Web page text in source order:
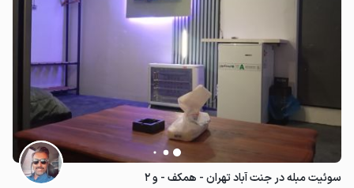
سوئیت مبله در جنت آباد تهران - همکف - و ۲